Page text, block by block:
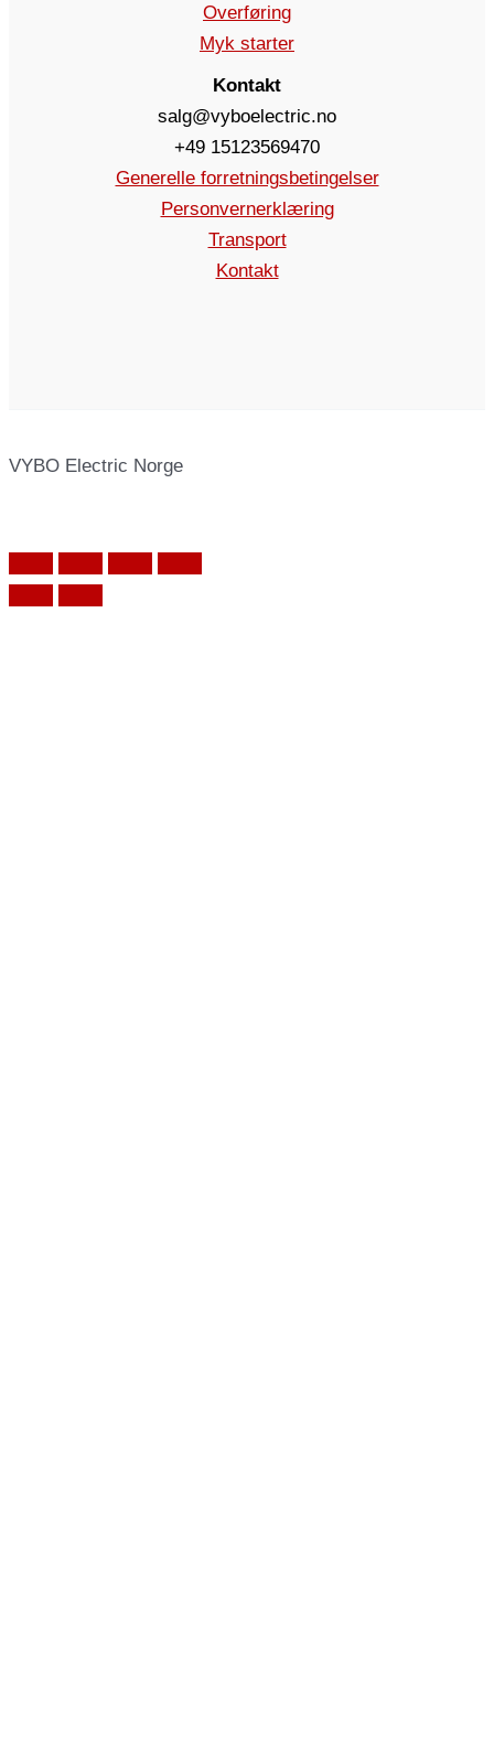
Overføring
Myk starter
Kontakt
salg@vyboelectric.no
+49 15123569470
Generelle forretningsbetingelser
Personvernerklæring
Transport
Kontakt
VYBO Electric Norge